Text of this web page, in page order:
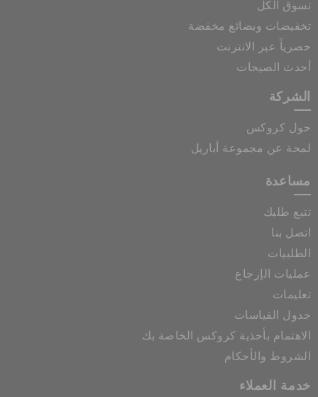
تسوق الكل
تخفيضات وبضائع مخفضة
حصرياً عبر الانترنت
أحدث الصيحات
الشركة
حول كروكس
لمحة عن مجموعة أباريل
مساعدة
تتبع طلبك
اتصل بنا
الطلبيات
عمليات الإرجاع
تعليمات
جدول القياسات
الاهتمام بأحذية كروكس الخاصة بك
الشروط والأحكام
خدمة العملاء